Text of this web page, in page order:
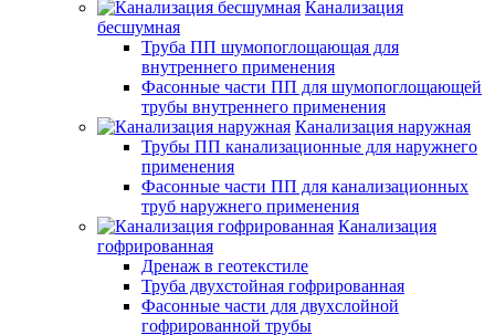
Канализация
бесшумная
Труба ПП шумопоглощающая для
внутреннего применения
Фасонные части ПП для шумопоглощающей
трубы внутреннего применения
Канализация наружная
Трубы ПП канализационные для наружнего
применения
Фасонные части ПП для канализационных
труб наружнего применения
Канализация
гофрированная
Дренаж в геотекстиле
Труба двухстойная гофрированная
Фасонные части для двухслойной
гофрированной трубы